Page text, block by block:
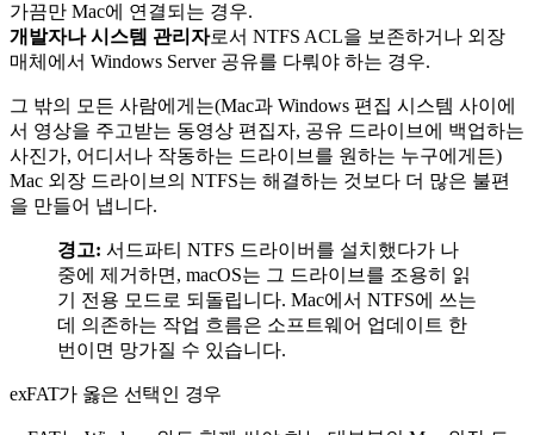
가끔만 Mac에 연결되는 경우.
개발자나 시스템 관리자로서 NTFS ACL을 보존하거나 외장
매체에서 Windows Server 공유를 다뤄야 하는 경우.
그 밖의 모든 사람에게는(Mac과 Windows 편집 시스템 사이에
서 영상을 주고받는 동영상 편집자, 공유 드라이브에 백업하는
사진가, 어디서나 작동하는 드라이브를 원하는 누구에게든)
Mac 외장 드라이브의 NTFS는 해결하는 것보다 더 많은 불편
을 만들어 냅니다.
경고: 서드파티 NTFS 드라이버를 설치했다가 나
중에 제거하면, macOS는 그 드라이브를 조용히 읽
기 전용 모드로 되돌립니다. Mac에서 NTFS에 쓰는
데 의존하는 작업 흐름은 소프트웨어 업데이트 한
번이면 망가질 수 있습니다.
exFAT가 옳은 선택인 경우